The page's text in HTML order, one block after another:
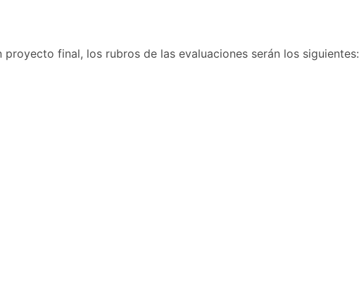
final, los rubros de las evaluaciones serán los siguientes: